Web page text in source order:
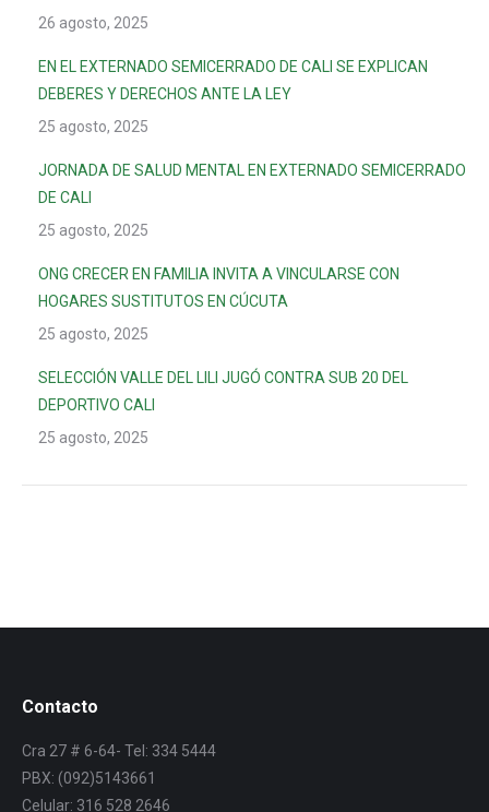
26 agosto, 2025
EN EL EXTERNADO SEMICERRADO DE CALI SE EXPLICAN
DEBERES Y DERECHOS ANTE LA LEY
25 agosto, 2025
JORNADA DE SALUD MENTAL EN EXTERNADO SEMICERRADO
DE CALI
25 agosto, 2025
ONG CRECER EN FAMILIA INVITA A VINCULARSE CON
HOGARES SUSTITUTOS EN CÚCUTA
25 agosto, 2025
SELECCIÓN VALLE DEL LILI JUGÓ CONTRA SUB 20 DEL
DEPORTIVO CALI
25 agosto, 2025
Contacto
Cra 27 # 6-64- Tel: 334 5444
PBX: (092)5143661
Celular: 316 528 2646